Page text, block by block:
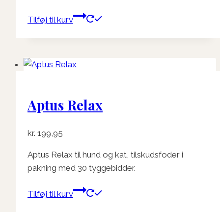
Tilføj til kurv
Aptus Relax
kr. 199,95
Aptus Relax til hund og kat, tilskudsfoder i
pakning med 30 tyggebidder.
Tilføj til kurv